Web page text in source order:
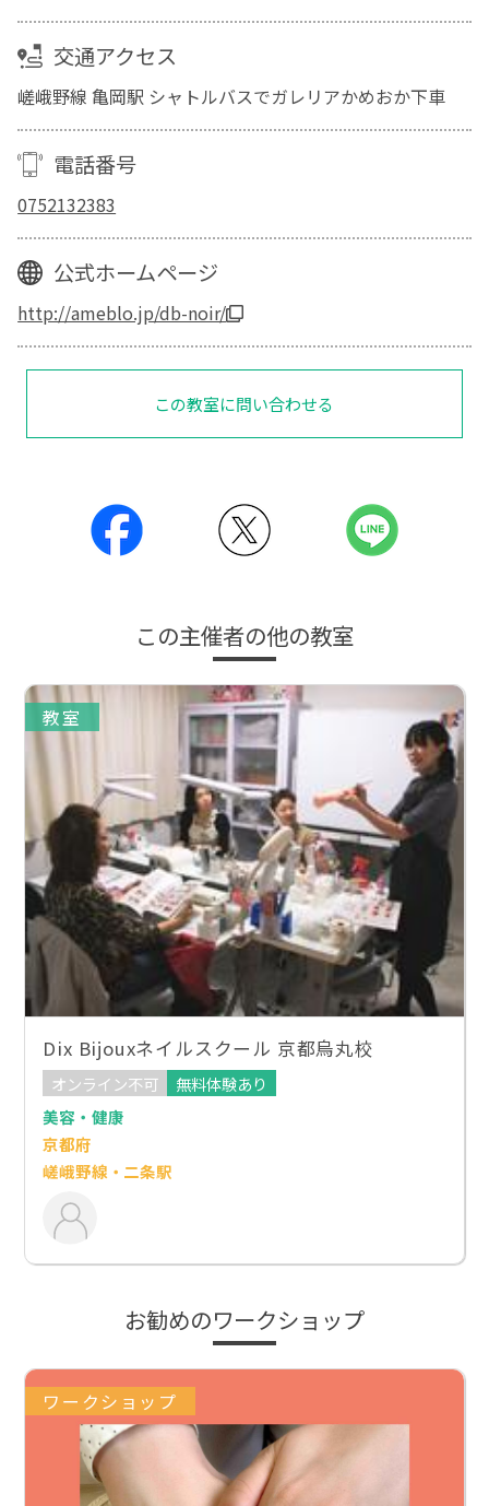
交通アクセス
嵯峨野線 亀岡駅 シャトルバスでガレリアかめおか下車
電話番号
0752132383
公式ホームページ
http://ameblo.jp/db-noir/
この教室に問い合わせる
この主催者の他の教室
教室
Dix Bijouxネイルスクール 京都烏丸校
オンライン不可
無料体験あり
美容・健康
京都府
嵯峨野線・二条駅
お勧めのワークショップ
ワークショップ